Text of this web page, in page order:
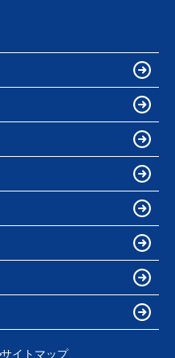
サイトマップ